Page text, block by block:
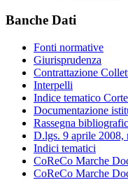
Banche Dati
Fonti normative
Giurisprudenza
Contrattazione
Interpelli
Indice tematico
Documentazione
Rassegna
D.lgs. 9 aprile 2008,
Indici tematici
CoReCo Marche
CoReCo Marche